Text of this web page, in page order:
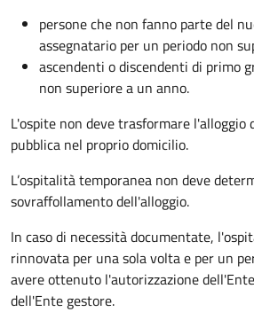
persone che non fanno parte del
assegnatario per un periodo non
ascendenti o discendenti di primo
non superiore a un anno.
L'ospite non deve trasformare l'alloggio
pubblica nel proprio domicilio.
L’ospitalità temporanea non deve
sovraffollamento dell'alloggio.
In caso di necessità documentate,
rinnovata per una sola volta e per un
avere ottenuto l'autorizzazione
dell'Ente gestore.